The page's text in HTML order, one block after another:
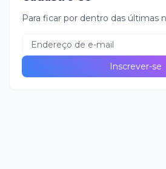
Para ficar por dentro das últimas